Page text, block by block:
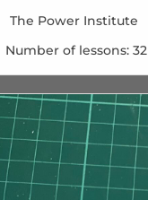
The Power Institute
Number of lessons: 32